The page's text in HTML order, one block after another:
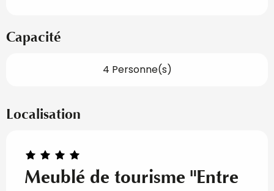
Capacité
4 Personne(s)
Localisation
Meublé de tourisme "Entre